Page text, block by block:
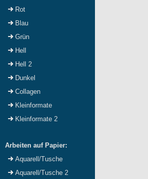
Rot
Blau
Grün
Hell
Hell 2
Dunkel
Collagen
Kleinformate
Kleinformate 2
Arbeiten auf Papier:
Aquarell/Tusche
Aquarell/Tusche 2